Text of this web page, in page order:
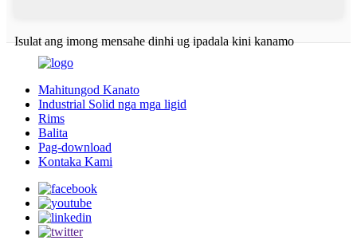
Isulat ang imong mensahe dinhi ug ipadala kini kanamo
Mahitungod Kanato
Industrial Solid nga mga ligid
Rims
Balita
Pag-download
Kontaka Kami